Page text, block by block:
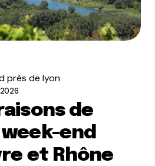
près de lyon
de
end
et Rhône